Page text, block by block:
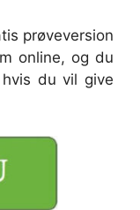
prøveversion
online, og du
du vil give